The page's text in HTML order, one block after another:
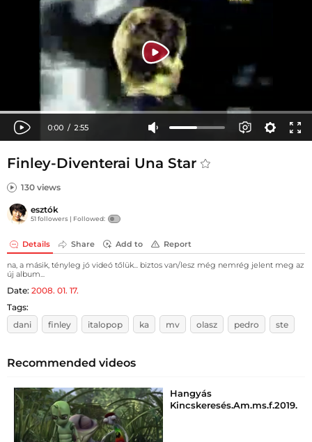
Finley-Diventerai Una Star
130 views
esztók
51 followers | Followed:
Details Share Add to Report
na, a másik, tényleg jó videó tőlük... biztos van/lesz még nemrég jelent meg az
új album...
Date: 2008. 01. 17.
Tags:
dani
finley italopop ka mv olasz pedro ste
Recommended videos
Hangyás
Kincskeresés.Am.ms.f.2019.